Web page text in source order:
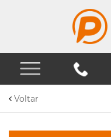
Voltar